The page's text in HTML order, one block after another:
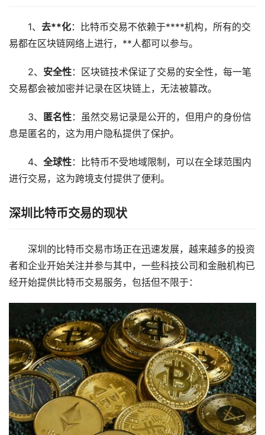
1、 去**化：比特币交易不依赖于****机构，所有的交
易都在区块链网络上进行，**人都可以参与。
2、 安全性：区块链技术保证了交易的安全性，每一笔
交易都会被加密并记录在区块链上，无法被篡改。
3、 匿名性：虽然交易记录是公开的，但用户的身份信
息是匿名的，这为用户隐私提供了保护。
4、 全球性：比特币不受地域限制，可以在全球范围内
进行交易，这为跨境支付提供了便利。
深圳比特币交易的现状
深圳的比特币交易市场正在迅速发展，越来越多的投资
者和企业开始关注并参与其中，一些科技公司和金融机构已
经开始提供比特币交易服务，包括但不限于：